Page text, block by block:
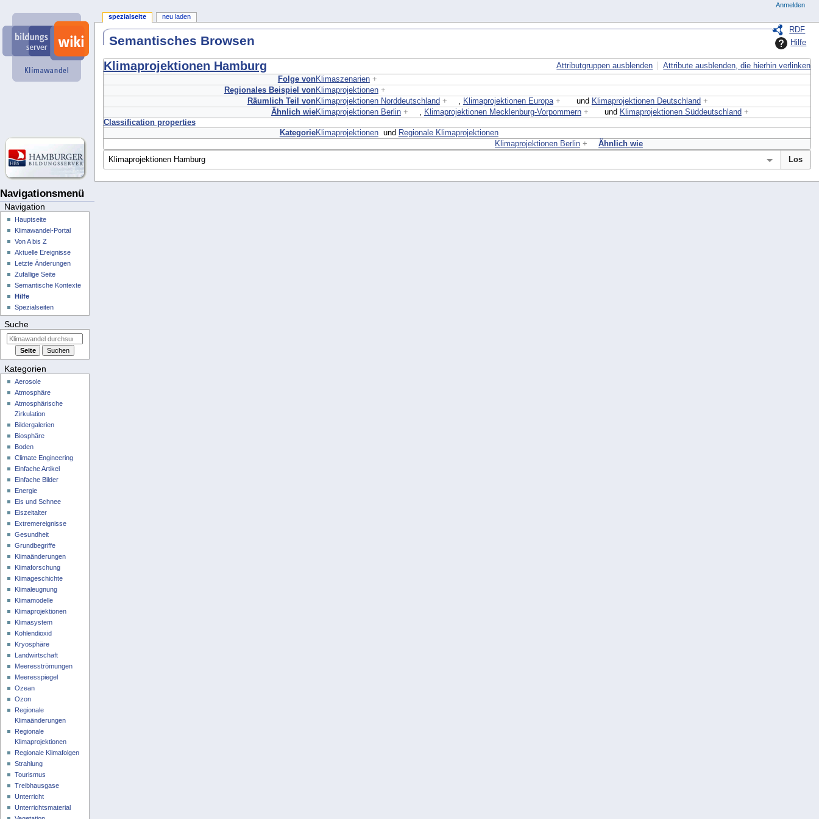
RDF
Hilfe
Semantisches Browsen
Klimaprojektionen Hamburg Attributgruppen ausblenden
Attribute ausblenden, die hierhin verlinken
Folge vonKlimaszenarien +
Regionales Beispiel vonKlimaprojektionen +
Räumlich Teil vonKlimaprojektionen Norddeutschland + , Klimaprojektionen Europa + und Klimaprojektionen Deutschland +
Ähnlich wieKlimaprojektionen Berlin + , Klimaprojektionen Mecklenburg-Vorpommern + und Klimaprojektionen Süddeutschland +
Classification properties
KategorieKlimaprojektionenund Regionale Klimaprojektionen
Ähnlich wie
Klimaprojektionen Berlin +
Navigationsmenü
spezialseite neu laden
Anmelden
Navigation
Hauptseite
Klimawandel-Portal
Von A bis Z
Aktuelle Ereignisse
Letzte Änderungen
Zufällige Seite
Semantische Kontexte
Hilfe
Spezialseiten
Suche
Kategorien
Aerosole
Atmosphäre
Atmosphärische
Zirkulation
Bildergalerien
Biosphäre
Boden
Climate Engineering
Einfache Artikel
Einfache Bilder
Energie
Eis und Schnee
Eiszeitalter
Extremereignisse
Gesundheit
Grundbegriffe
Klimaänderungen
Klimaforschung
Klimageschichte
Klimaleugnung
Klimamodelle
Klimaprojektionen
Klimasystem
Kohlendioxid
Kryosphäre
Landwirtschaft
Meeresströmungen
Meeresspiegel
Ozean
Ozon
Regionale
Klimaänderungen
Regionale
Klimaprojektionen
Regionale Klimafolgen
Strahlung
Tourismus
Treibhausgase
Unterricht
Unterrichtsmaterial